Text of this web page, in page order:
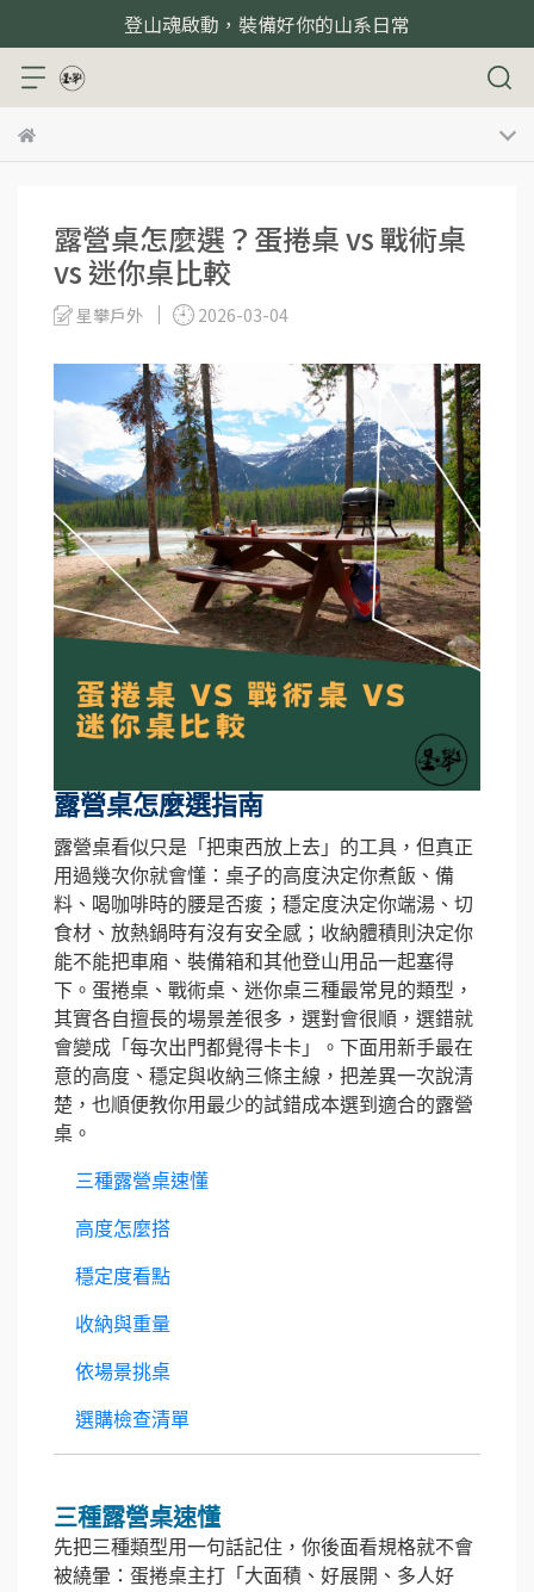
登山魂啟動，裝備好你的山系日常
露營桌怎麼選？蛋捲桌 vs 戰術桌
vs 迷你桌比較
星攀戶外 2026-03-04
露營桌怎麼選指南
露營桌看似只是「把東西放上去」的工具，但真正
用過幾次你就會懂：桌子的高度決定你煮飯、備
料、喝咖啡時的腰是否痠；穩定度決定你端湯、切
食材、放熱鍋時有沒有安全感；收納體積則決定你
能不能把車廂、裝備箱和其他登山用品一起塞得
下。蛋捲桌、戰術桌、迷你桌三種最常見的類型，
其實各自擅長的場景差很多，選對會很順，選錯就
會變成「每次出門都覺得卡卡」。下面用新手最在
意的高度、穩定與收納三條主線，把差異一次說清
楚，也順便教你用最少的試錯成本選到適合的露營
桌。
三種露營桌速懂
高度怎麼搭
穩定度看點
收納與重量
依場景挑桌
選購檢查清單
三種露營桌速懂
先把三種類型用一句話記住，你後面看規格就不會
被繞暈：蛋捲桌主打「大面積、好展開、多人好